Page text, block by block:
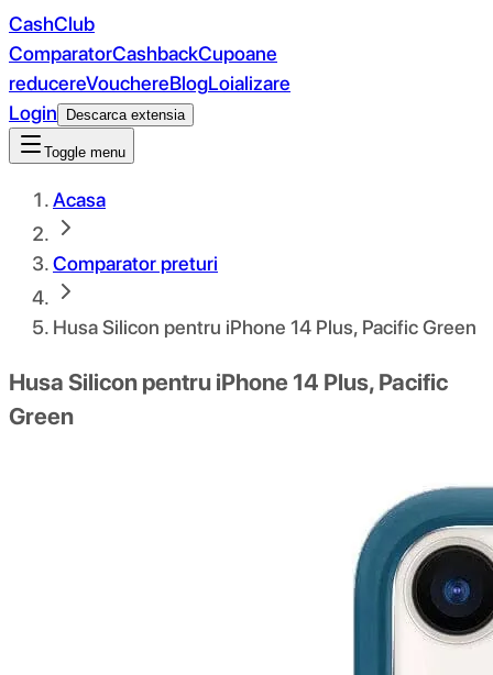
CashClub
ComparatorCashbackCupoane
reducereVouchereBlogLoializare
Login
Descarca extensia
Toggle menu
Acasa
Comparator preturi
Husa Silicon pentru iPhone 14 Plus, Pacific Green
Husa Silicon pentru iPhone 14 Plus, Pacific
Green